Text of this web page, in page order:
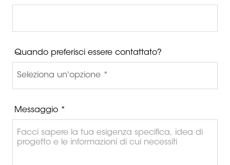
Quando preferisci essere contattato?
Messaggio *